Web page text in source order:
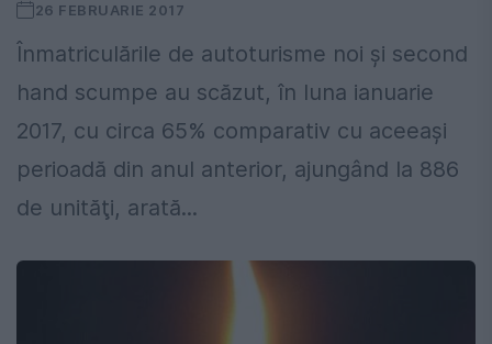
26 FEBRUARIE 2017
Înmatriculările de autoturisme noi şi second
hand scumpe au scăzut, în luna ianuarie
2017, cu circa 65% comparativ cu aceeaşi
perioadă din anul anterior, ajungând la 886
de unităţi, arată...